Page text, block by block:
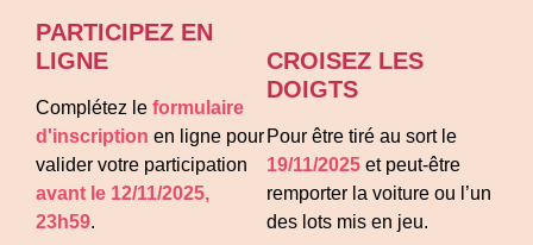
PARTICIPEZ EN
LIGNE
Complétez le formulaire
d'inscription en ligne pour
valider votre participation
avant le 12/11/2025,
23h59.
CROISEZ LES
DOIGTS
Pour être tiré au sort le
19/11/2025 et peut-être
remporter la voiture ou l’un
des lots mis en jeu.